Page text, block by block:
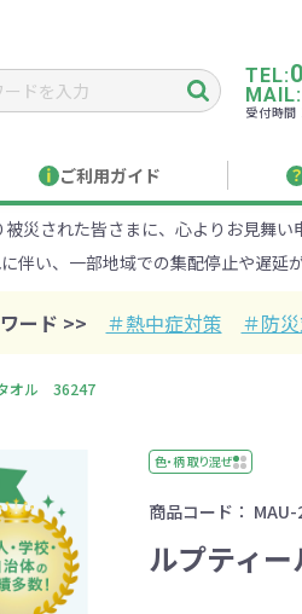
促品・記念品・オリジナルグッズ
オーガニックコットン
バッグ
不織布巾着・リュック
ポリエステルポーチ
コインケース
プラスチックマグカップ
文具・ステーショナリー
101～150円
1001～2000円
展示会向けノベルティ
再生ＰＥＴ
社会貢献機能付き
樹を・サンゴを植える
文具・知育玩具系
エコ・アイデア雑貨
シニア向け
防犯グッズ
フルカラー印刷で訴求力UP
環境保全
メーカー向け
住宅・不動産
美容系サロン
ご利用ガイド
のし・包装
ト お急ぎ
TEL:
受付時
災された皆さまに、心よりお見舞い
伴い、一部地域での集配停止や遅延
ード >> ＃熱中症対策 ＃防
オル 36247
色・柄 取り混ぜ
商品コード：
ルプティ